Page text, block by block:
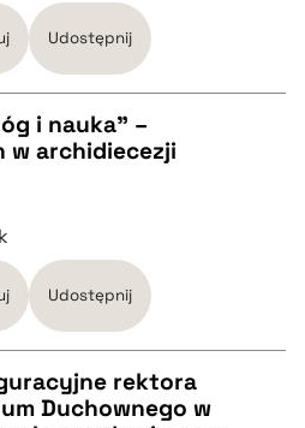
Udostępnij
i nauka” –
w archidiecezji
Udostępnij
rektora
Duchownego w